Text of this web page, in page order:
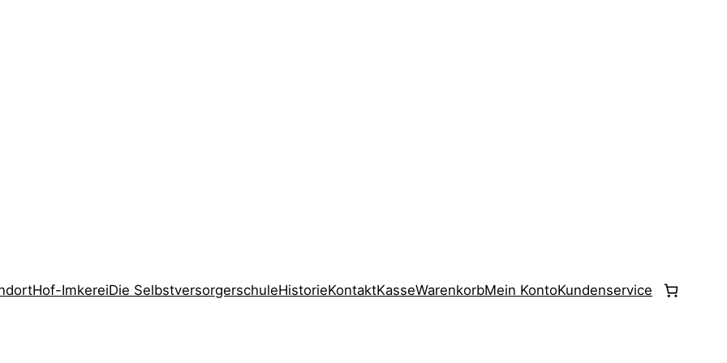
Hof-ImkereiDie SelbstversorgerschuleHistorieKontaktKasseWarenkorbMein KontoKundenservice